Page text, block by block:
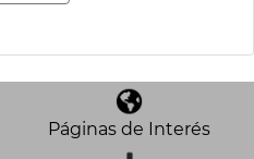
Páginas de Interés